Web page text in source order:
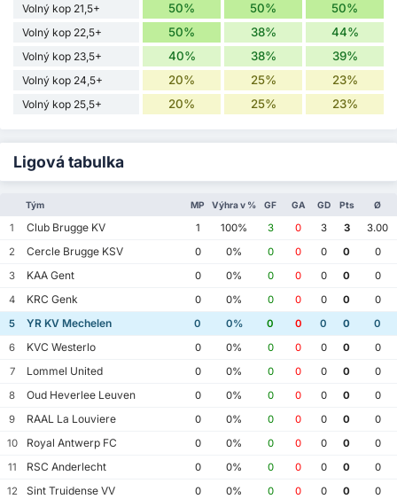
Volný kop 21,5+ 50% 50% 50%
Volný kop 22,5+ 50% 38% 44%
Volný kop 23,5+ 40% 38% 39%
Volný kop 24,5+ 20% 25% 23%
Volný kop 25,5+ 20% 25% 23%
Ligová tabulka
Tým MP Výhra v % GF GA GD Pts Ø
1 Club Brugge KV 1 100% 3 0 3 3
3.00
2
Cercle Brugge KSV 0 0% 0 0 0 0
0
3
KAA Gent 0 0% 0 0 0 0
0
4
KRC Genk 0 0% 0 0 0 0
0
5
YR KV Mechelen 0 0% 0 0 0 0
0
6
KVC Westerlo 0 0% 0 0 0 0
0
7
Lommel United 0 0% 0 0 0 0
0
8
Oud Heverlee Leuven 0 0% 0 0 0 0
0
9
RAAL La Louviere 0 0% 0 0 0 0
0
10
Royal Antwerp FC 0 0% 0 0 0 0
0
11
RSC Anderlecht 0 0% 0 0 0 0
0
12
Sint Truidense VV 0 0% 0 0 0 0
0